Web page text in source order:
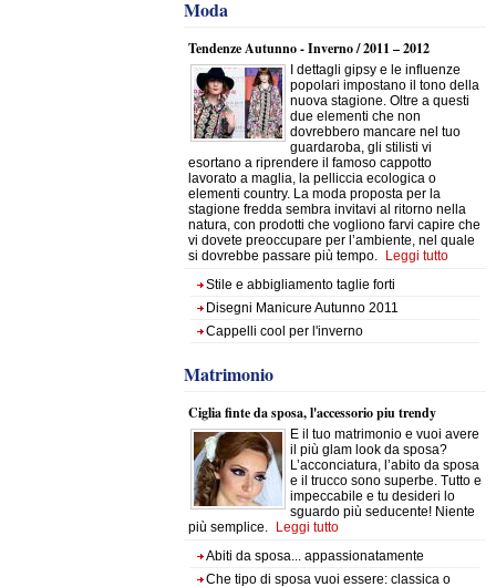
Moda
Tendenze Autunno - Inverno / 2011 – 2012
I dettagli gipsy e le influenze
popolari impostano il tono della
nuova stagione. Oltre a questi
due elementi che non
dovrebbero mancare nel tuo
guardaroba, gli stilisti vi
esortano a riprendere il famoso cappotto
lavorato a maglia, la pelliccia ecologica o
elementi country. La moda proposta per la
stagione fredda sembra invitavi al ritorno nella
natura, con prodotti che vogliono farvi capire che
vi dovete preoccupare per l’ambiente, nel quale
si dovrebbe passare più tempo.
Leggi tutto
Stile e abbigliamento taglie forti
Disegni Manicure Autunno 2011
Cappelli cool per l'inverno
Matrimonio
Ciglia finte da sposa, l'accessorio piu trendy
E il tuo matrimonio e vuoi avere
il più glam look da sposa?
L’acconciatura, l’abito da sposa
e il trucco sono superbe. Tutto e
impeccabile e tu desideri lo
sguardo più seducente! Niente
più semplice.
Leggi tutto
Abiti da sposa... appassionatamente
Che tipo di sposa vuoi essere: classica o